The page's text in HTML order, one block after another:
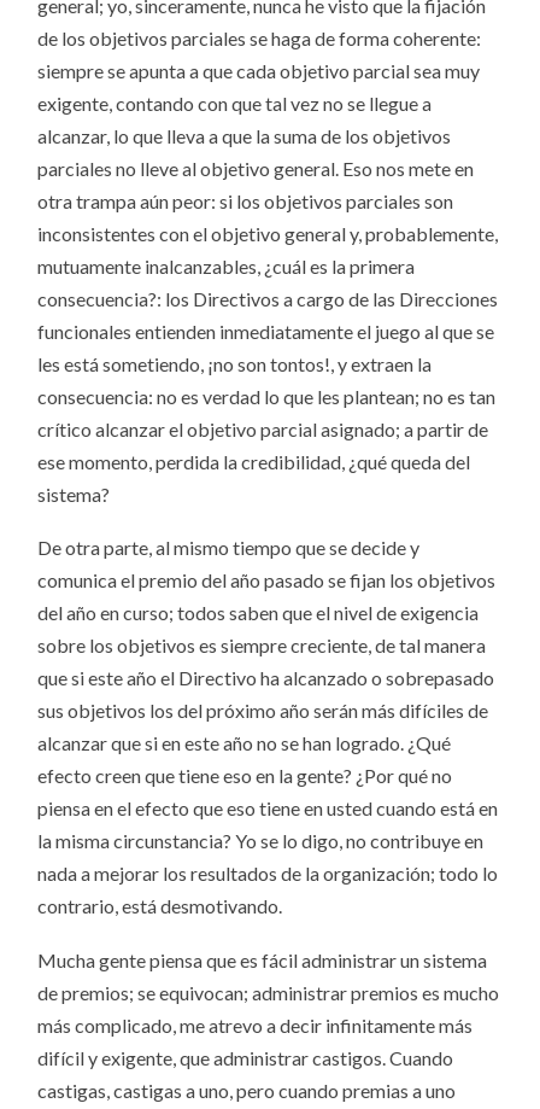
general; yo, sinceramente, nunca he visto que la fijación
de los objetivos parciales se haga de forma coherente:
siempre se apunta a que cada objetivo parcial sea muy
exigente, contando con que tal vez no se llegue a
alcanzar, lo que lleva a que la suma de los objetivos
parciales no lleve al objetivo general. Eso nos mete en
otra trampa aún peor: si los objetivos parciales son
inconsistentes con el objetivo general y, probablemente,
mutuamente inalcanzables, ¿cuál es la primera
consecuencia?: los Directivos a cargo de las Direcciones
funcionales entienden inmediatamente el juego al que se
les está sometiendo, ¡no son tontos!, y extraen la
consecuencia: no es verdad lo que les plantean; no es tan
crítico alcanzar el objetivo parcial asignado; a partir de
ese momento, perdida la credibilidad, ¿qué queda del
sistema?
De otra parte, al mismo tiempo que se decide y
comunica el premio del año pasado se fijan los objetivos
del año en curso; todos saben que el nivel de exigencia
sobre los objetivos es siempre creciente, de tal manera
que si este año el Directivo ha alcanzado o sobrepasado
sus objetivos los del próximo año serán más difíciles de
alcanzar que si en este año no se han logrado. ¿Qué
efecto creen que tiene eso en la gente? ¿Por qué no
piensa en el efecto que eso tiene en usted cuando está en
la misma circunstancia? Yo se lo digo, no contribuye en
nada a mejorar los resultados de la organización; todo lo
contrario, está desmotivando.
Mucha gente piensa que es fácil administrar un sistema
de premios; se equivocan; administrar premios es mucho
más complicado, me atrevo a decir infinitamente más
difícil y exigente, que administrar castigos. Cuando
castigas, castigas a uno, pero cuando premias a uno